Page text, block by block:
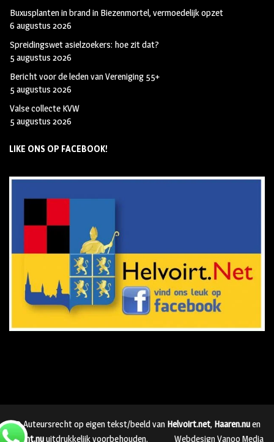
Buxusplanten in brand in Biezenmortel, vermoedelijk opzet
6 augustus 2026
Spreidingswet asielzoekers: hoe zit dat?
5 augustus 2026
Bericht voor de leden van Vereniging 55+
5 augustus 2026
Valse collecte KVW
5 augustus 2026
LIKE ONS OP FACEBOOK!
© Auteursrecht op eigen tekst/beeld van Helvoirt.net, Haaren.nuen
Vught.nuuitdrukkelijk voorbehouden. Webdesign Vanoo Media